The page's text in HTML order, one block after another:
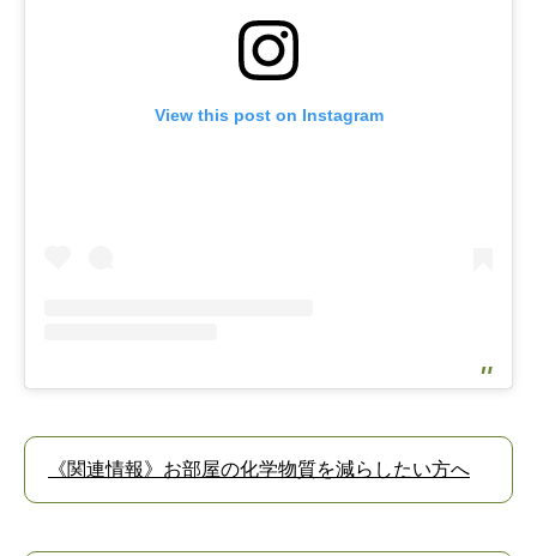
View this post on Instagram
《関連情報》お部屋の化学物質を減らしたい方へ